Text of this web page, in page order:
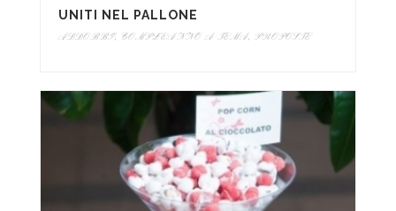
UNITI NEL PALLONE
ADDOBBI, COMPLEANNO A TEMA, PROPOSTE